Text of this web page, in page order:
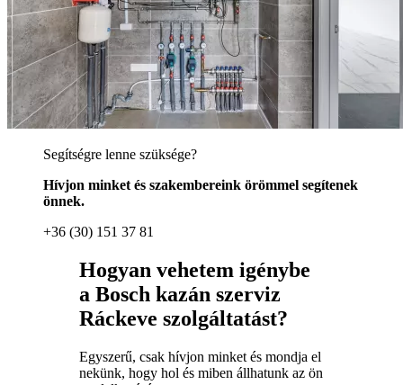
Segítségre lenne szüksége?
Hívjon minket és szakembereink örömmel segítenek
önnek.
+36 (30) 151 37 81
Hogyan vehetem igénybe
a Bosch kazán szerviz
Ráckeve szolgáltatást?
Egyszerű, csak hívjon minket és mondja el
nekünk, hogy hol és miben állhatunk az ön